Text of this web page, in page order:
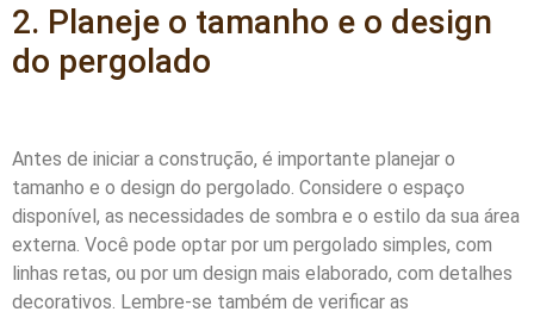
2. Planeje o tamanho e o design
do pergolado
Antes de iniciar a construção, é importante planejar o
tamanho e o design do pergolado. Considere o espaço
disponível, as necessidades de sombra e o estilo da sua área
externa. Você pode optar por um pergolado simples, com
linhas retas, ou por um design mais elaborado, com detalhes
decorativos. Lembre-se também de verificar as